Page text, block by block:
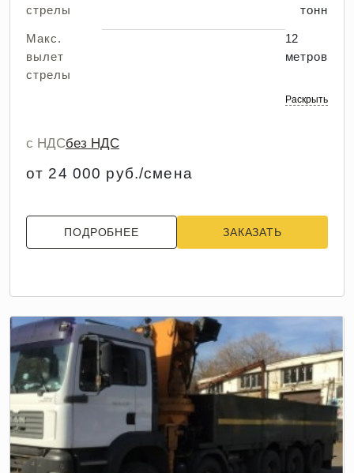
стрелы
тонн
Макс.
вылет
стрелы
12
метров
Раскрыть
с НДСбез НДС
от 24 000 руб./смена
ПОДРОБНЕЕ ЗАКАЗАТЬ